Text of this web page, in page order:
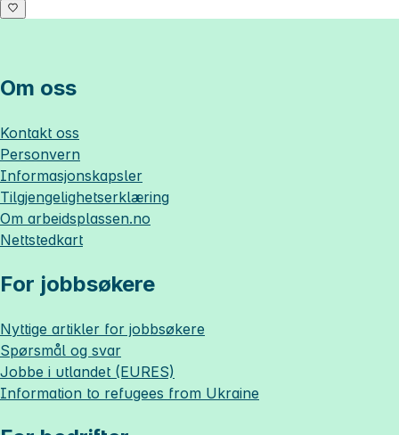
Om oss
Kontakt oss
Personvern
Informasjonskapsler
Tilgjengelighetserklæring
Om arbeidsplassen.no
Nettstedkart
For jobbsøkere
Nyttige artikler for jobbsøkere
Spørsmål og svar
Jobbe i utlandet (EURES)
Information to refugees from Ukraine